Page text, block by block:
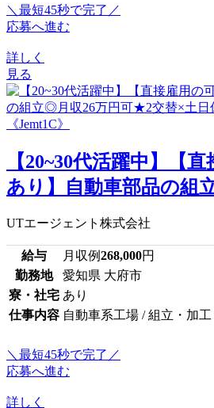
＼最短45秒で完了／
応募へ進む
詳しく
見る
【20~30代活躍中】【
あり】自動車部品の組
UTエージェント株式会社
給与 月収例268,000円
勤務地
愛知県 大府市
寮・社宅 あり
仕事内容 自動車系工場 / 組立・加
＼最短45秒で完了／
応募へ進む
詳しく